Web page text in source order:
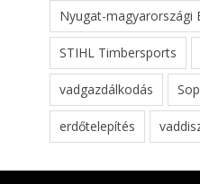
Nyugat-magyarországi
STIHL Timbersports
vadgazdálkodás
erdőtelepítés